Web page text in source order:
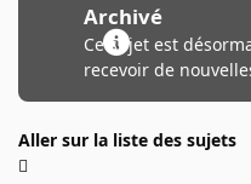
Archivé
Ce sujet est
recevoir de
Aller sur la liste des sujets